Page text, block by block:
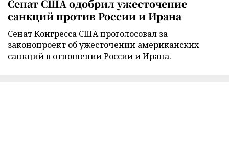
Сенат США одобрил ужесточение
санкций против России и Ирана
Сенат Конгресса США проголосовал за
законопроект об ужесточении американских
санкций в отношении России и Ирана.